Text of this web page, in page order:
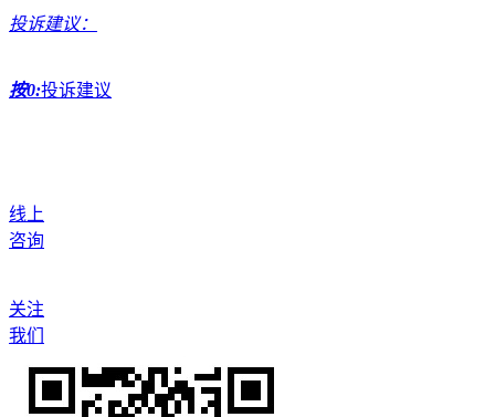
投诉建议：
按0:投诉建议
线上
咨询
关注
我们